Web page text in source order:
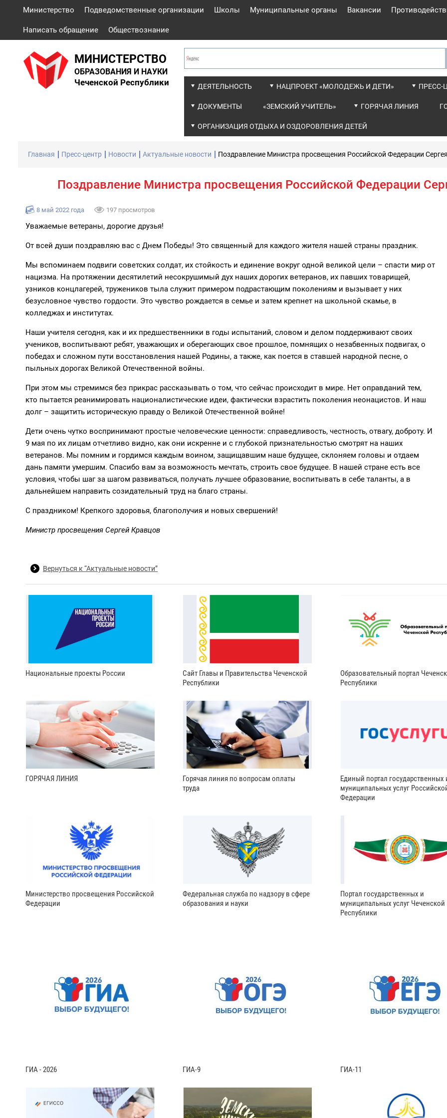
Министерство Подведомственные организации Школы Муниципальные органы Вакансии
Написать обращение Обществознание
МИНИСТЕРСТВО
ОБРАЗОВАНИЯ И НАУКИ
Чеченской Республики ДЕЯТЕЛЬНОСТЬ НАЦПРОЕКТ «МОЛОДЕЖЬ И ДЕТИ» ПРЕСС-
ДОКУМЕНТЫ «ЗЕМСКИЙ УЧИТЕЛЬ» ГОРЯЧАЯ ЛИНИЯ
ОРГАНИЗАЦИЯ ОТДЫХА И ОЗДОРОВЛЕНИЯ ДЕТЕЙ
Главная Пресс-центр Новости Актуальные новости Поздравление Министра просвещения Российской Федерации
Поздравление Министра просвещения Российской Федерации
8 май 2022 года 197 просмотров
Уважаемые ветераны, дорогие друзья!
От всей души поздравляю вас с Днем Победы! Это священный для каждого жителя нашей страны праздник.
Мы вспоминаем подвиги советских солдат, их стойкость и единение вокруг одной великой цели – спасти мир от
нацизма. На протяжении десятилетий несокрушимый дух наших дорогих ветеранов, их павших товарищей,
узников концлагерей, тружеников тыла служит примером подрастающим поколениям и вызывает у них
безусловное чувство гордости. Это чувство рождается в семье и затем крепнет на школьной скамье, в
колледжах и институтах.
Наши учителя сегодня, как и их предшественники в годы испытаний, словом и делом поддерживают своих
учеников, воспитывают ребят, уважающих и оберегающих свое прошлое, помнящих о незабвенных подвигах, о
победах и сложном пути восстановления нашей Родины, а также, как поется в ставшей народной песне, о
пыльных дорогах Великой Отечественной войны.
При этом мы стремимся без прикрас рассказывать о том, что сейчас происходит в мире. Нет оправданий тем,
кто пытается реанимировать националистические идеи, фактически взрастить поколения неонацистов. И наш
долг – защитить историческую правду о Великой Отечественной войне!
Дети очень чутко воспринимают простые человеческие ценности: справедливость, честность, отвагу, доброту. И
9 мая по их лицам отчетливо видно, как они искренне и с глубокой признательностью смотрят на наших
ветеранов. Мы помним и гордимся каждым воином, защищавшим наше будущее, склоняем головы и отдаем
дань памяти умершим. Спасибо вам за возможность мечтать, строить свое будущее. В нашей стране есть все
условия, чтобы шаг за шагом развиваться, получать лучшее образование, воспитывать в себе таланты, а в
дальнейшем направить созидательный труд на благо страны.
С праздником! Крепкого здоровья, благополучия и новых свершений!
Министр просвещения Сергей Кравцов
Вернуться к “Актуальные новости”
Национальные проекты России
Сайт Главы и Правительства Чеченской
Республики
Образовательный портал
Республики
ГОРЯЧАЯ ЛИНИЯ
Горячая линия по вопросам оплаты
труда
Единый портал государственных
муниципальных услуг
Федерации
Министерство просвещения Российской
Федерации
Федеральная служба по надзору в сфере
образования и науки
Портал государственных и
муниципальных услуг Чеченской
Республики
ГИА - 2026 ГИА-9 ГИА-11